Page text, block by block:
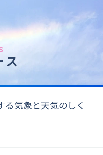
ス
気象と天気のしく